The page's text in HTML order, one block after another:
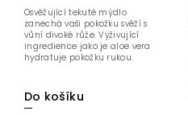
Do košíku
Osvěžující tekuté mýdlo
zanechá vaši pokožku svěží s
vůní divoké růže. Vyživující
ingredience jako je aloe vera
hydratuje pokožku rukou.